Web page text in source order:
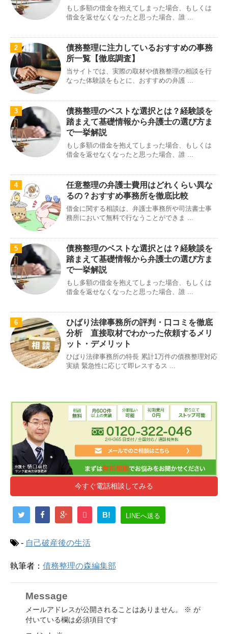
もし多額の借金を抱えてしまった場合、もしくは
借金を返せなくなったと思った場合、誰 ...
2
債務整理に注力しているおすすめの事務
所一覧【徹底調査】
当サイトでは、実際の取材や債務整理の相談を行
なった体験談をもとに、おすすめの弁護 ...
3
債務整理のベストな選択とは？経験談を
踏まえて基礎情報から弁護士の選び方ま
で一挙解説
もし多額の借金を抱えてしまった場合、もしくは
借金を返せなくなったと思った場合、誰 ...
4
任意整理の弁護士費用はどれくらい異な
るの？おすすめ事務所を徹底比較
借金に関する相談は、弁護士事務所や司法書士事
務所において無料で行なうことができま ...
5
債務整理のベストな選択とは？経験談を
踏まえて基礎情報から弁護士の選び方ま
で一挙解説
もし多額の借金を抱えてしまった場合、もしくは
借金を返せなくなったと思った場合、誰 ...
6
ひばり法律事務所の評判・口コミを徹底
分析 直接取材でわかった依頼するメリ
ット・デメリット
ひばり法律事務所の特長 累計1万件の債務整理対応
実績 緊急性に応じて即レスするス ...
今すぐ電話相談してみる
B! LINEへ送る
- 自己破産後の生活
執筆者： 債務整理の森編集部
Message
メールアドレスが公開されることはありません。 ※ が
付いている欄は必須項目です